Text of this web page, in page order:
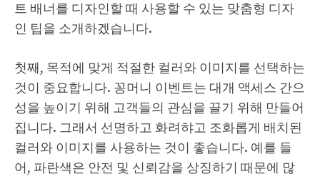
트 배너를 디자인할 때 사용할 수 있는 맞춤형 디자
인 팁을 소개하겠습니다.
첫째, 목적에 맞게 적절한 컬러와 이미지를 선택하는
것이 중요합니다. 꽁머니 이벤트는 대개 액세스 간으
성을 높이기 위해 고객들의 관심을 끌기 위해 만들어
집니다. 그래서 선명하고 화려햐고 조화롭게 배치된
컬러와 이미지를 사용하는 것이 좋습니다. 예를 들
어, 파란색은 안전 및 신뢰감을 상징하기 때문에 많